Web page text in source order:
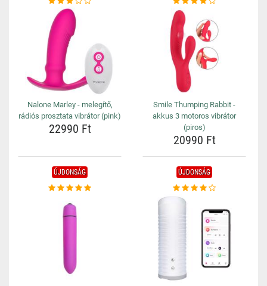
Nalone Marley - melegítő,
rádiós prosztata vibrátor (pink)
22990 Ft
Smile Thumping Rabbit -
akkus 3 motoros vibrátor
(piros)
20990 Ft
ÚJDONSÁG ÚJDONSÁG